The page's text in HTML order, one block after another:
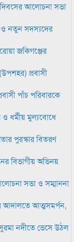
দিবসের আলোচনা সভা
ও নতুন সদস্যদের
জকিগঞ্জের
প্রবাসী
পাঁচ পরিবারকে
ধর্মীয় মুল্যবোধে
পুরস্কার বিতরণ
বিভাগীয় অভিনয়
সভা ও সম্মাননা
আদালতে আত্মসমর্পন,
নদীতে ভেসে উঠল